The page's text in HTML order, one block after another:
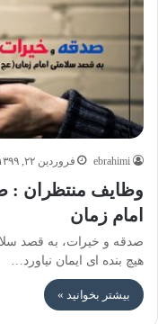
ebrahimi فروردین ۲۲, ۱۳۹۹
وظایف منتظران :
امام زمان
صدقه و خیرات، به قصد
هیچ بنده ای ایمان نیاورد…
بیشتر بخوانید »